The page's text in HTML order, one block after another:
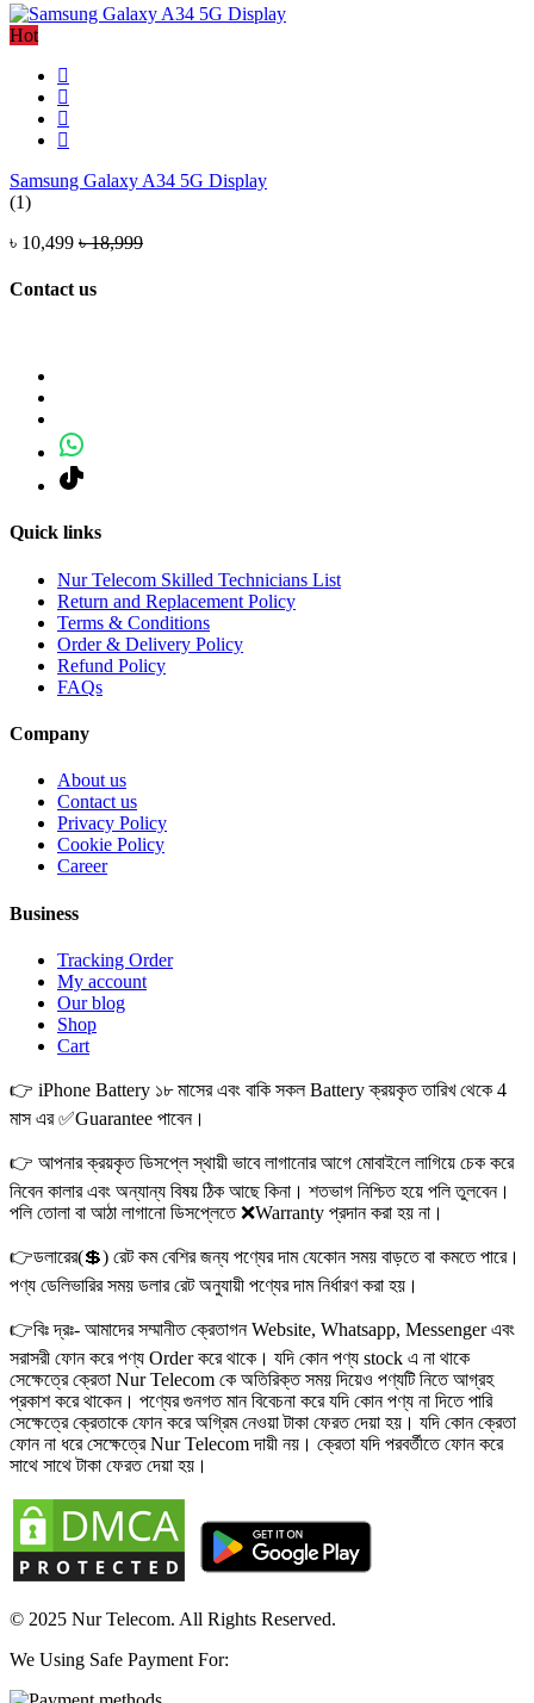
Hot
Samsung Galaxy A34 5G Display
(1)
৳ 10,499 ৳ 18,999
Contact us
Quick links
Nur Telecom Skilled Technicians List
Return and Replacement Policy
Terms & Conditions
Order & Delivery Policy
Refund Policy
FAQs
Company
About us
Contact us
Privacy Policy
Cookie Policy
Career
Business
Tracking Order
My account
Our blog
Shop
Cart
👉 iPhone Battery ১৮ মাসের এবং বাকি সকল Battery ক্রয়কৃত তারিখ থেকে 4
মাস এর ✅Guarantee পাবেন।
👉 আপনার ক্রয়কৃত ডিসপ্লে স্থায়ী ভাবে লাগানোর আগে মোবাইলে লাগিয়ে চেক করে
নিবেন কালার এবং অন্যান্য বিষয় ঠিক আছে কিনা। শতভাগ নিশ্চিত হয়ে পলি তুলবেন।
পলি তোলা বা আঠা লাগানো ডিসপ্লেতে ❌Warranty প্রদান করা হয় না।
👉ডলারের(💲) রেট কম বেশির জন্য পণ্যের দাম যেকোন সময় বাড়তে বা কমতে পারে।
পণ্য ডেলিভারির সময় ডলার রেট অনুযায়ী পণ্যের দাম নির্ধারণ করা হয়।
👉বিঃ দ্রঃ- আমাদের সম্মানীত ক্রেতাগন Website, Whatsapp, Messenger এবং
সরাসরী ফোন করে পণ্য Order করে থাকে। যদি কোন পণ্য stock এ না থাকে
সেক্ষেত্রে ক্রেতা Nur Telecom কে অতিরিক্ত সময় দিয়েও পণ্যটি নিতে আগ্রহ
প্রকাশ করে থাকেন। পণ্যের গুনগত মান বিবেচনা করে যদি কোন পণ্য না দিতে পারি
সেক্ষেত্রে ক্রেতাকে ফোন করে অগ্রিম নেওয়া টাকা ফেরত দেয়া হয়। যদি কোন ক্রেতা
ফোন না ধরে সেক্ষেত্রে Nur Telecom দায়ী নয়। ক্রেতা যদি পরবর্তীতে ফোন করে
সাথে সাথে টাকা ফেরত দেয়া হয়।
© 2025 Nur Telecom. All Rights Reserved.
We Using Safe Payment For: